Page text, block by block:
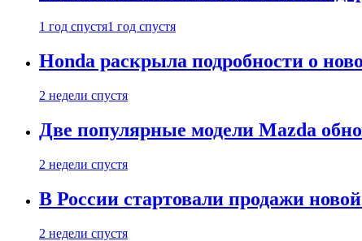
1 год спустя1 год спустя
Honda раскрыла подробности о
2 недели спустя
Две популярные модели Mazda
2 недели спустя
В России стартовали продажи
2 недели спустя